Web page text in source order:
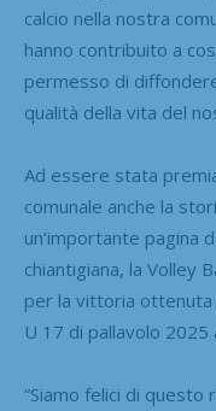
calcio nella nostra
hanno contribuito a
permesso di
qualità della vita del
Ad essere stata
comunale anche la
un’importante pagina
chiantigiana, la Volley
per la vittoria ottenuta
U 17 di pallavolo 2025
“Siamo felici di